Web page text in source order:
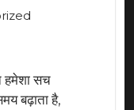
हमेशा सच
बढ़ाता है,